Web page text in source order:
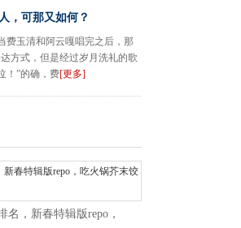
，可那又如何？
费玉清和阿云嘎唱完之后，那
方式，但是经过岁月洗礼的歌
！”的确，费[更多]
名，新春特辑版repo，